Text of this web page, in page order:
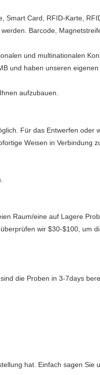
Smart Card, RFID-Karte,
Barcode,
und multinationalen
und haben unseren eigenen
aufzubauen.
Für das Entwerfen oder
Weisen in Verbindung
Raum/eine auf Lagere
wir $30-$100, um
die Proben in 3-7days
hat. Einfach sagen Sie